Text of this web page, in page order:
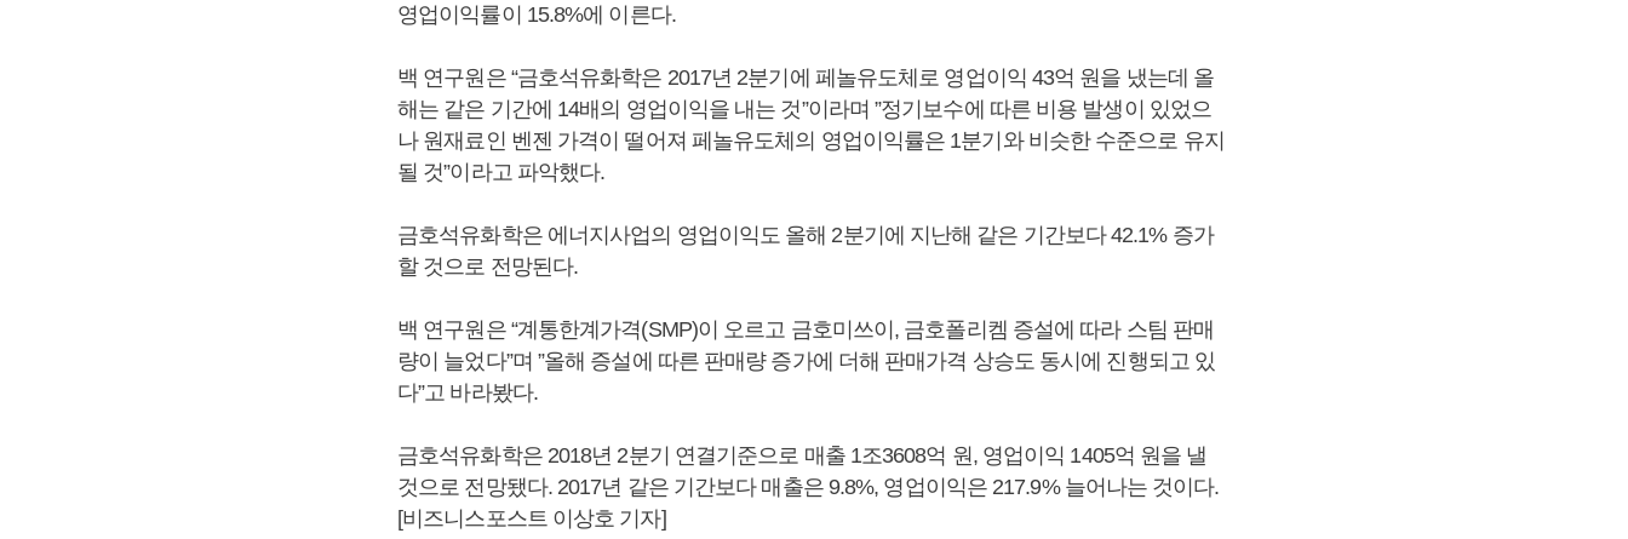
영업이익률이 15.8%에 이른다.
백 연구원은 “금호석유화학은 2017년 2분기에 페놀유도체로 영업이익 43억 원을 냈는데 올
해는 같은 기간에 14배의 영업이익을 내는 것”이라며 ”정기보수에 따른 비용 발생이 있었으
나 원재료인 벤젠 가격이 떨어져 페놀유도체의 영업이익률은 1분기와 비슷한 수준으로 유지
될 것”이라고 파악했다.
금호석유화학은 에너지사업의 영업이익도 올해 2분기에 지난해 같은 기간보다 42.1% 증가
할 것으로 전망된다.
백 연구원은 “계통한계가격(SMP)이 오르고 금호미쓰이, 금호폴리켐 증설에 따라 스팀 판매
량이 늘었다”며 ”올해 증설에 따른 판매량 증가에 더해 판매가격 상승도 동시에 진행되고 있
다”고 바라봤다.
금호석유화학은 2018년 2분기 연결기준으로 매출 1조3608억 원, 영업이익 1405억 원을 낼
것으로 전망됐다. 2017년 같은 기간보다 매출은 9.8%, 영업이익은 217.9% 늘어나는 것이다.
[비즈니스포스트 이상호 기자]